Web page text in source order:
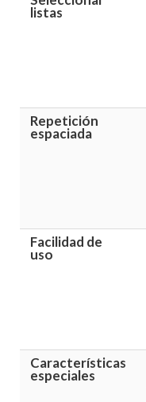
listas
Repetición
espaciada
Facilidad de
uso
Características
especiales